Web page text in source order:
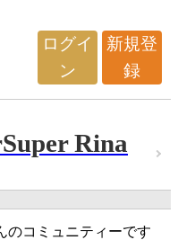
ログイ
ン
新規登
録
Rina
のコミュニティーです